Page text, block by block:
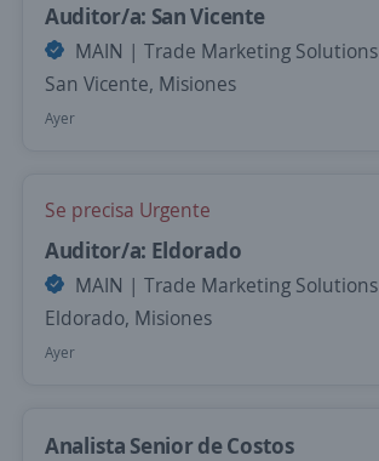
Auditor/a: San Vicente
MAIN | Trade Marketing Solutions
San Vicente, Misiones
Ayer
Se precisa Urgente
Auditor/a: Eldorado
MAIN | Trade Marketing Solutions
Eldorado, Misiones
Ayer
Analista Senior de Costos